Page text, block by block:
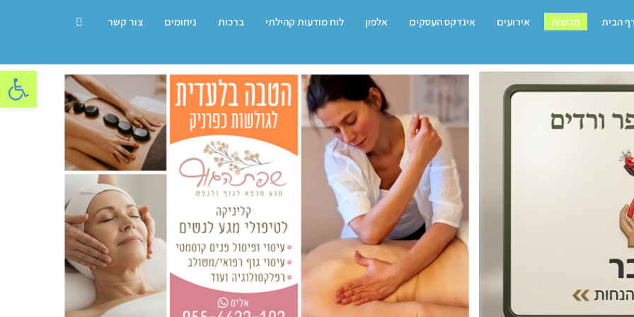
פתח
הבית חדשות אירועים אינדקס העסקים אלפון לוח מודעות קהילתי ברכות ניחומים צור קשר